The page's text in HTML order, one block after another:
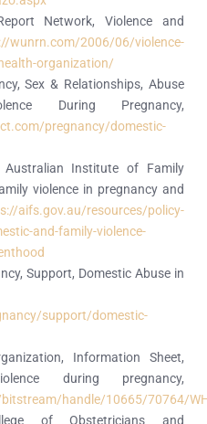
Network, Violence and
wunrn.com/2006/06/violence-
organization/
Sex & Relationships, Abuse
During Pregnancy,
pregnancy/domestic-
Australian Institute of Family
violence in pregnancy and
aifs.gov.au/resources/policy-
and-family-violence-
Support, Domestic Abuse in
support/domestic-
Information Sheet,
during pregnancy,
handle/10665/70764/
of Obstetricians and